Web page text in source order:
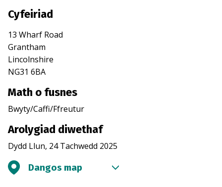
Cyfeiriad
13 Wharf Road
Grantham
Lincolnshire
NG31 6BA
Math o fusnes
Bwyty/Caffi/Ffreutur
Arolygiad diwethaf
Dydd Llun, 24 Tachwedd 2025
Dangos map